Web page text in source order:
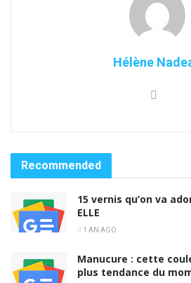
Hélène
Recommended
15 vernis qu’on va
ELLE
1 AN AGO
Manucure : cette
plus tendance du